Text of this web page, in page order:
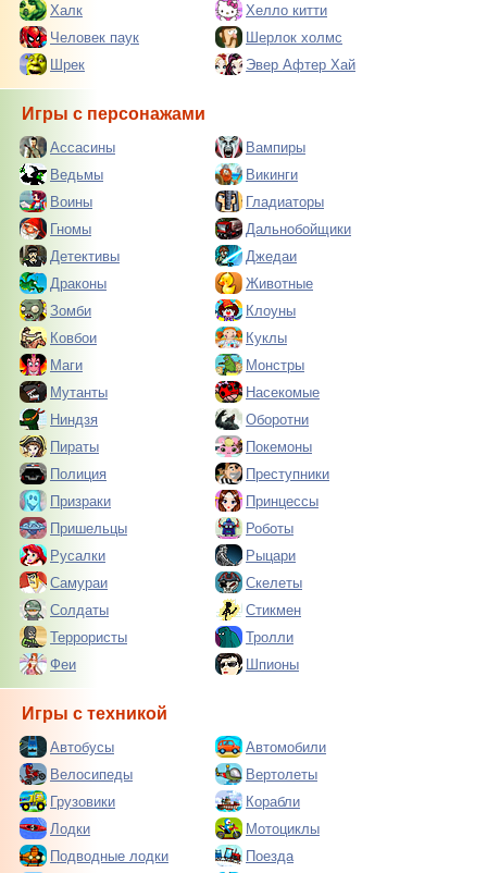
Халк
Хелло китти
Человек паук
Шерлок холмс
Шрек
Эвер Афтер Хай
Игры с персонажами
Ассасины
Вампиры
Ведьмы
Викинги
Воины
Гладиаторы
Гномы
Дальнобойщики
Детективы
Джедаи
Драконы
Животные
Зомби
Клоуны
Ковбои
Куклы
Маги
Монстры
Мутанты
Насекомые
Ниндзя
Оборотни
Пираты
Покемоны
Полиция
Преступники
Призраки
Принцессы
Пришельцы
Роботы
Русалки
Рыцари
Самураи
Скелеты
Солдаты
Стикмен
Террористы
Тролли
Феи
Шпионы
Игры с техникой
Автобусы
Автомобили
Велосипеды
Вертолеты
Грузовики
Корабли
Лодки
Мотоциклы
Подводные лодки
Поезда